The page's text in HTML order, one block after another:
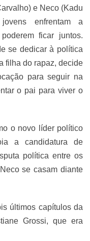
e Neco (Kadu
jovens enfrentam a
ficar juntos.
se dedicar à política
filha do rapaz, decide
para seguir na
o pai para viver o
o novo líder político
a candidatura de
política entre os
se casam diante
últimos capítulos da
Grossi, que era